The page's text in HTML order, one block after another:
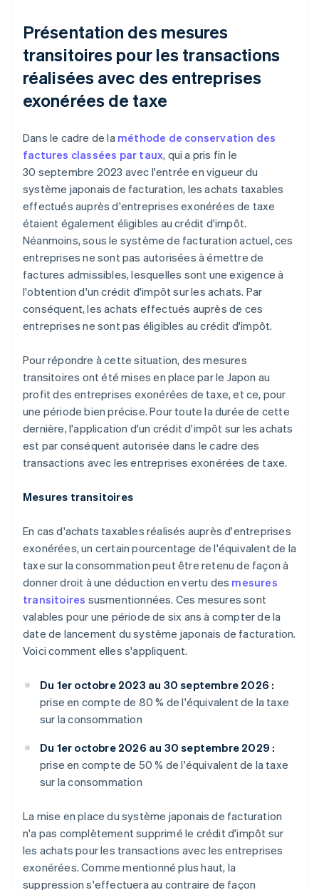
Présentation des mesures
transitoires pour les transactions
réalisées avec des entreprises
exonérées de taxe
Dans le cadre de la méthode de conservation des
factures classées par taux, qui a pris fin le
30 septembre 2023 avec l'entrée en vigueur du
système japonais de facturation, les achats taxables
effectués auprès d'entreprises exonérées de taxe
étaient également éligibles au crédit d'impôt.
Néanmoins, sous le système de facturation actuel, ces
entreprises ne sont pas autorisées à émettre de
factures admissibles, lesquelles sont une exigence à
l'obtention d'un crédit d'impôt sur les achats. Par
conséquent, les achats effectués auprès de ces
entreprises ne sont pas éligibles au crédit d'impôt.
Pour répondre à cette situation, des mesures
transitoires ont été mises en place par le Japon au
profit des entreprises exonérées de taxe, et ce, pour
une période bien précise. Pour toute la durée de cette
dernière, l'application d'un crédit d'impôt sur les achats
est par conséquent autorisée dans le cadre des
transactions avec les entreprises exonérées de taxe.
Mesures transitoires
En cas d'achats taxables réalisés auprès d'entreprises
exonérées, un certain pourcentage de l'équivalent de la
taxe sur la consommation peut être retenu de façon à
donner droit à une déduction en vertu des mesures
transitoires susmentionnées. Ces mesures sont
valables pour une période de six ans à compter de la
date de lancement du système japonais de facturation.
Voici comment elles s'appliquent.
Du 1er octobre 2023 au 30 septembre 2026 :
prise en compte de 80 % de l'équivalent de la taxe
sur la consommation
Du 1er octobre 2026 au 30 septembre 2029 :
prise en compte de 50 % de l'équivalent de la taxe
sur la consommation
La mise en place du système japonais de facturation
n'a pas complètement supprimé le crédit d'impôt sur
les achats pour les transactions avec les entreprises
exonérées. Comme mentionné plus haut, la
suppression s'effectuera au contraire de façon